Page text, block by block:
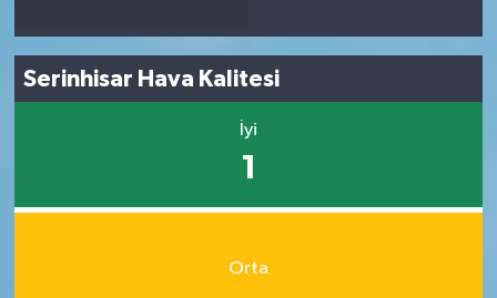
Serinhisar Hava Kalitesi
İyi
1
Orta